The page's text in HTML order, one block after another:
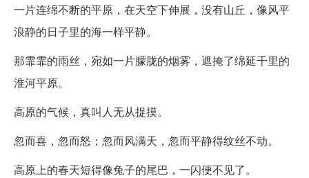
一片连绵不断的平原，在天空下伸展，没有山丘，像风平
浪静的日子里的海一样平静。
那霏霏的雨丝，宛如一片朦胧的烟雾，遮掩了绵延千里的
淮河平原。
高原的气候，真叫人无从捉摸。
忽而喜，忽而怒；忽而风满天，忽而平静得纹丝不动。
高原上的春天短得像兔子的尾巴，一闪便不见了。